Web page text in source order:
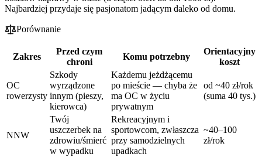
Najbardziej przydaje się pasjonatom jadącym daleko od domu.
Porównanie
Zakres
Przed czym
chroni
Komu potrzebny
Orientacyjny
koszt
OC
rowerzysty
Szkody
wyrządzone
innym (pieszy,
kierowca)
Każdemu jeżdżącemu
po mieście — chyba że
ma OC w życiu
prywatnym
od ~40 zł/rok
(suma 40 tys.)
NNW
Twój
uszczerbek na
zdrowiu/śmierć
w wypadku
Rekreacyjnym i
sportowcom, zwłaszcza
przy samodzielnych
upadkach
~40–100
zł/rok